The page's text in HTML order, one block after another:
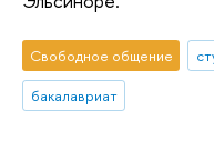
Свободное общение
бакалавриат